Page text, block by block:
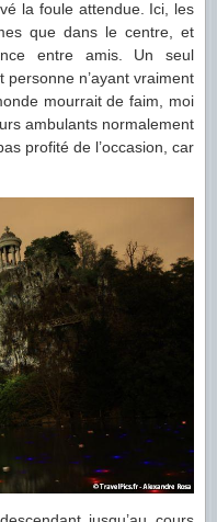
la foule attendue. Ici, les
que dans le centre, et
entre amis. Un seul
n’ayant vraiment
mourrait de faim, moi
ambulants normalement
profité de l’occasion, car